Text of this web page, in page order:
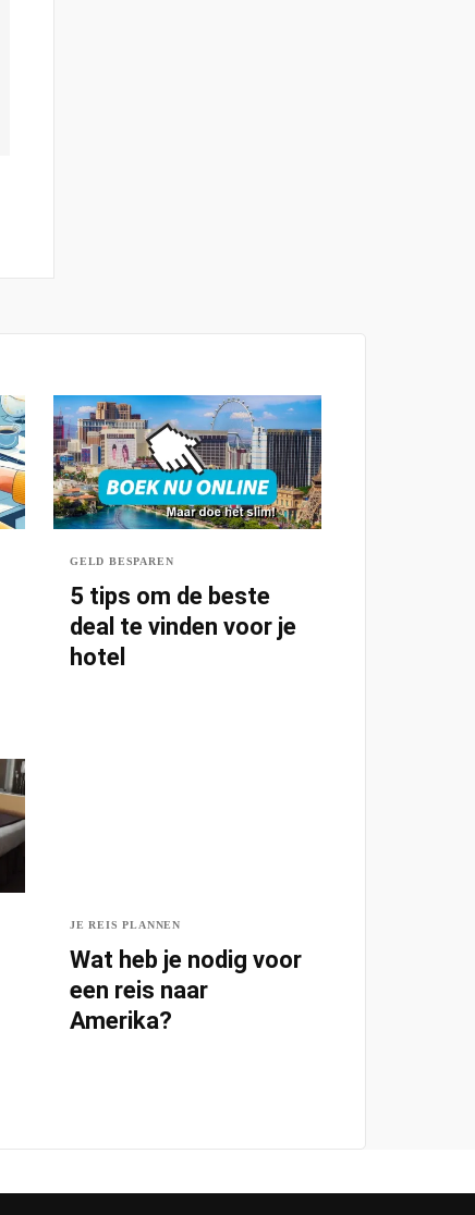
GELD BESPAREN
5 tips om de beste
deal te vinden voor je
hotel
JE REIS PLANNEN
Wat heb je nodig voor
een reis naar
Amerika?